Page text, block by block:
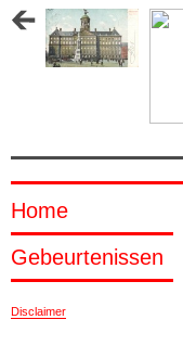
Home
Gebeurtenissen
Disclaimer